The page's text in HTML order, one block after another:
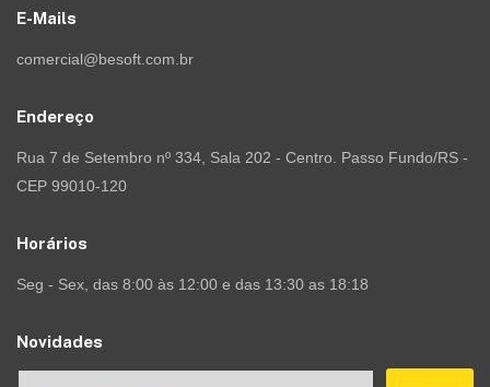
E-Mails
comercial@besoft.com.br
Endereço
Rua 7 de Setembro nº 334, Sala 202 - Centro. Passo Fundo/RS -
CEP 99010-120
Horários
Seg - Sex, das 8:00 às 12:00 e das 13:30 as 18:18
Novidades